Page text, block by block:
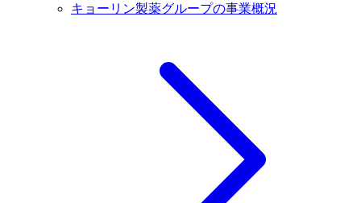
キョーリン製薬グループの事業概況